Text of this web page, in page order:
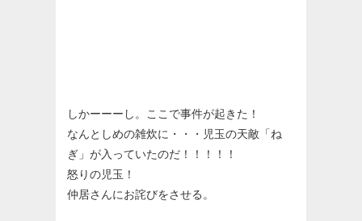
しかーーーし。ここで事件が起きた！
なんとしめの雑炊に・・・児玉の天敵「ね
ぎ」が入っていたのだ！！！！！
怒りの児玉！
仲居さんにお詫びをさせる。